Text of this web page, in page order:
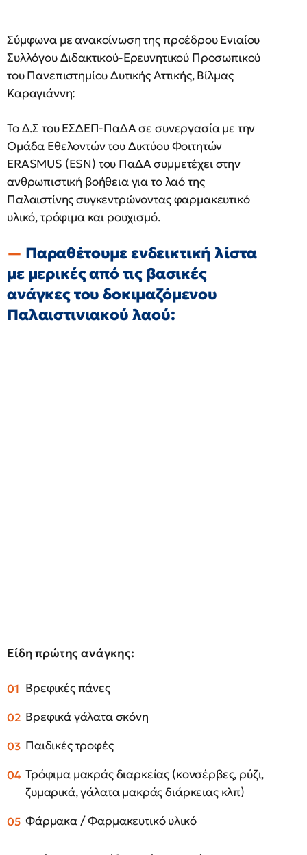
Σύμφωνα με ανακοίνωση της προέδρου Ενιαίου
Συλλόγου Διδακτικού-Ερευνητικού Προσωπικού
του Πανεπιστημίου Δυτικής Αττικής, Βίλμας
Καραγιάννη:
Το Δ.Σ του ΕΣΔΕΠ-ΠαΔΑ σε συνεργασία με την
Ομάδα Εθελοντών του Δικτύου Φοιτητών
ERASMUS (ESN) του ΠαΔΑ συμμετέχει στην
ανθρωπιστική βοήθεια για το λαό της
Παλαιστίνης συγκεντρώνοντας φαρμακευτικό
υλικό, τρόφιμα και ρουχισμό.
Παραθέτουμε ενδεικτική λίστα
με μερικές από τις βασικές
ανάγκες του δοκιμαζόμενου
Παλαιστινιακού λαού:
Είδη πρώτης ανάγκης:
Βρεφικές πάνες
Βρεφικά γάλατα σκόνη
Παιδικές τροφές
Τρόφιμα μακράς διαρκείας (κονσέρβες, ρύζι,
ζυμαρικά, γάλατα μακράς διάρκειας κλπ)
Φάρμακα / Φαρμακευτικό υλικό